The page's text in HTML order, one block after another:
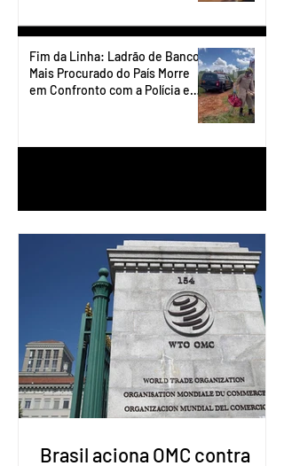
Fim da Linha: Ladrão de Banco
Mais Procurado do País Morre
em Confronto com a Polícia em
Brasil aciona OMC contra